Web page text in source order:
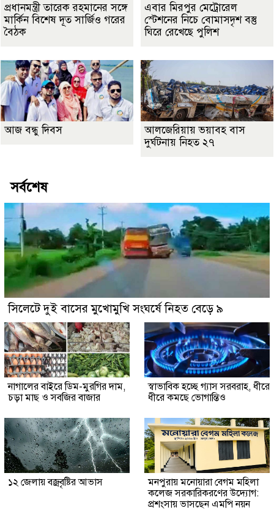
প্রধানমন্ত্রী তারেক রহমানের সঙ্গে
মার্কিন বিশেষ দূত সার্জিও গরের
বৈঠক
এবার মিরপুর মেট্রোরেল
স্টেশনের নিচে বোমাসদৃশ বস্তু
ঘিরে রেখেছে পুলিশ
আজ বন্ধু দিবস
আলজেরিয়ায় ভয়াবহ বাস
দুর্ঘটনায় নিহত ২৭
সর্বশেষ
সিলেটে দুই বাসের মুখোমুখি সংঘর্ষে নিহত বেড়ে ৯
নাগালের বাইরে ডিম-মুরগির দাম,
চড়া মাছ ও সবজির বাজার
স্বাভাবিক হচ্ছে গ্যাস সরবরাহ, ধীরে
ধীরে কমছে ভোগান্তিও
১২ জেলায় বজ্রবৃষ্টির আভাস
মনপুরায় মনোয়ারা বেগম মহিলা
কলেজ সরকারিকরণের উদ্যোগ:
প্রশংসায় ভাসছেন এমপি নয়ন